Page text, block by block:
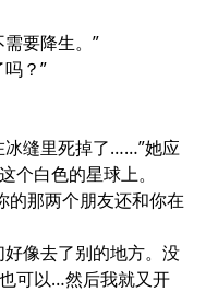
要降生。”
？”
缝里死掉了……”她应
个白色的星球上。
那两个朋友还和你在
像去了别的地方。没
可以…然后我就又开